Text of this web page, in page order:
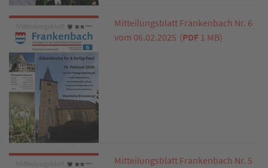
Mitteilungsblatt Frankenbach Nr. 6
vom 06.02.2025 (PDF 1 MB)
Mitteilungsblatt Frankenbach Nr. 5